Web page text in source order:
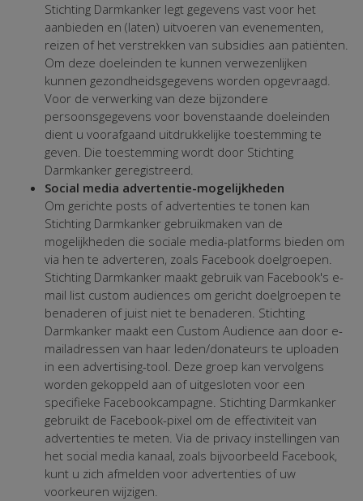
Stichting Darmkanker legt gegevens vast voor het
aanbieden en (laten) uitvoeren van evenementen,
reizen of het verstrekken van subsidies aan patiënten.
Om deze doeleinden te kunnen verwezenlijken
kunnen gezondheidsgegevens worden opgevraagd.
Voor de verwerking van deze bijzondere
persoonsgegevens voor bovenstaande doeleinden
dient u voorafgaand uitdrukkelijke toestemming te
geven. Die toestemming wordt door Stichting
Darmkanker geregistreerd.
Social media advertentie-mogelijkheden
Om gerichte posts of advertenties te tonen kan
Stichting Darmkanker gebruikmaken van de
mogelijkheden die sociale media-platforms bieden om
via hen te adverteren, zoals Facebook doelgroepen.
Stichting Darmkanker maakt gebruik van Facebook's e-
mail list custom audiences om gericht doelgroepen te
benaderen of juist niet te benaderen. Stichting
Darmkanker maakt een Custom Audience aan door e-
mailadressen van haar leden/donateurs te uploaden
in een advertising-tool. Deze groep kan vervolgens
worden gekoppeld aan of uitgesloten voor een
specifieke Facebookcampagne. Stichting Darmkanker
gebruikt de Facebook-pixel om de effectiviteit van
advertenties te meten. Via de privacy instellingen van
het social media kanaal, zoals bijvoorbeeld Facebook,
kunt u zich afmelden voor advertenties of uw
voorkeuren wijzigen.